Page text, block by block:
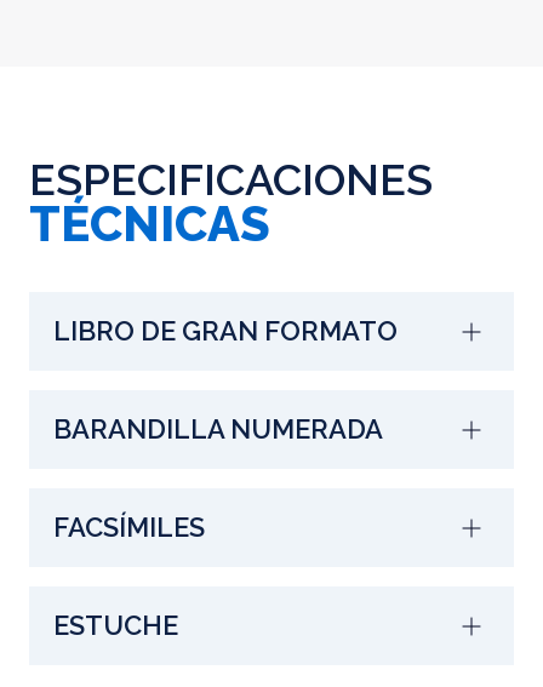
ESPECIFICACIONES
TÉCNICAS
LIBRO DE GRAN FORMATO
BARANDILLA NUMERADA
FACSÍMILES
ESTUCHE